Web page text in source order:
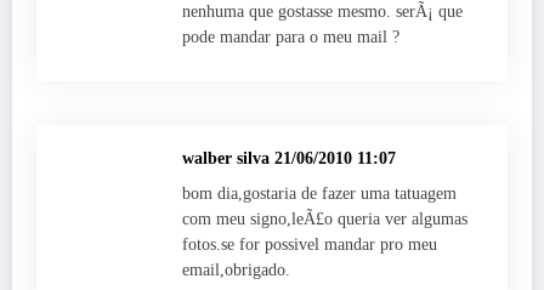
nenhuma que gostasse mesmo. serÃ¡ que
pode mandar para o meu mail ?
walber silva 21/06/2010 11:07
bom dia,gostaria de fazer uma tatuagem
com meu signo,leÃ£o queria ver algumas
fotos.se for possivel mandar pro meu
email,obrigado.